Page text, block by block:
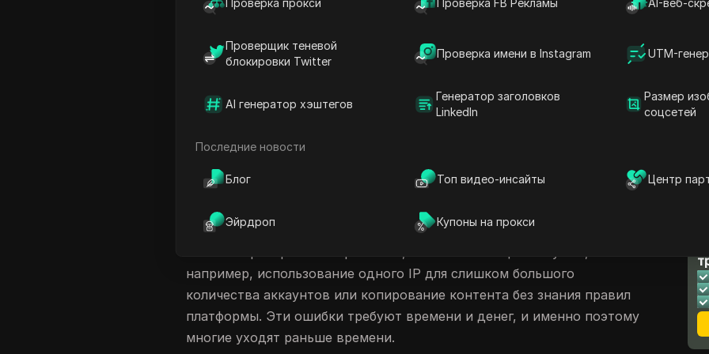
Проверка прокси Проверка FB Рекламы AI-веб-
Проверщик теневой
блокировки Twitter
Проверка имени в Instagram UTM-
AI генератор хэштегов
Генератор заголовков
LinkedIn
Размер
соцсетей
Последние новости
Блог Топ видео-инсайты Центр
Эйрдроп Купоны на прокси
Такова реальность, с которой сталкиваются многие новые
месяца, согласноданным Ahrefs
Партнёрский маркетинг для
скопируйте ссылку и дождитесь комиссионных. Но настоящая
проблема — не найти программы, а поддерживать аккаунты
живыми, реальный трафик и работать ссылки.
Большинство руководств о том, как начать партнерский маркетинг,
пропускают причины, по которым новые аккаунты ограничиваются
или почему такие платформы, как TikTok и
предупреждения останавливают акции. Остаются общие пошаговые
например, использование одного IP для слишком большого
количества аккаунтов или копирование контента без знания правил
платформы. Эти ошибки требуют времени и денег, и именно поэтому
многие уходят раньше времени.